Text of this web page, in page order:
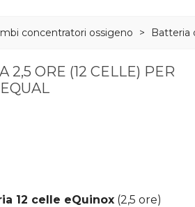
concentratori ossigeno > Batteria
2,5 ORE (12 CELLE) PER
12 celle eQuinox (2,5 ore)